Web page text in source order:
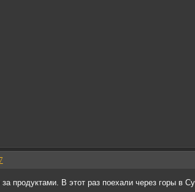
продуктами. В этот раз поехали через горы в